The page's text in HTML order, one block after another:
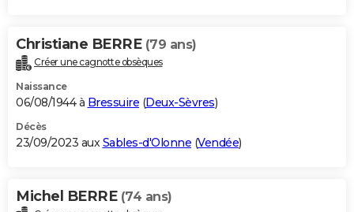
Christiane BERRE (79 ans)
Créer une cagnotte obsèques
Naissance
06/08/1944 à Bressuire (Deux-Sèvres)
Décès
23/09/2023 aux Sables-d'Olonne (Vendée)
Michel BERRE (74 ans)